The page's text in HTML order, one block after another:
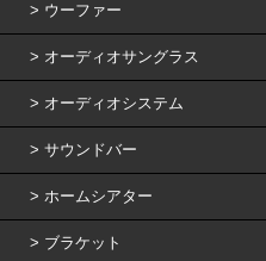
ウーファー
オーディオサングラス
オーディオシステム
サウンドバー
ホームシアター
ブラケット